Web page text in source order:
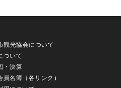
観光協会について
ついて
・決算
員名簿（各リンク）